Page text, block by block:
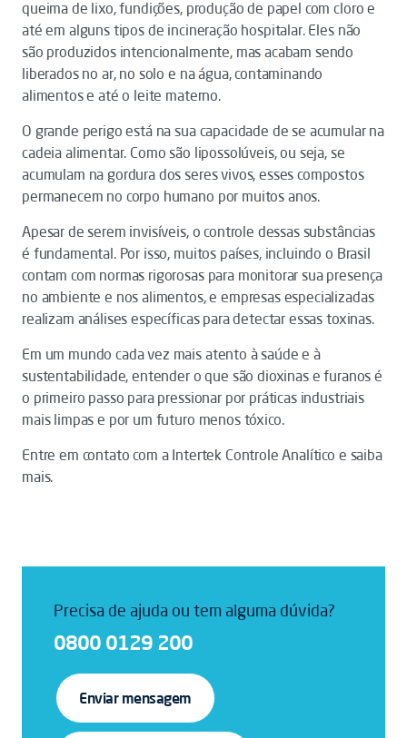
queima de lixo, fundições, produção de papel com cloro e
até em alguns tipos de incineração hospitalar. Eles não
são produzidos intencionalmente, mas acabam sendo
liberados no ar, no solo e na água, contaminando
alimentos e até o leite materno.
O grande perigo está na sua capacidade de se acumular na
cadeia alimentar. Como são lipossolúveis, ou seja, se
acumulam na gordura dos seres vivos, esses compostos
permanecem no corpo humano por muitos anos.
Apesar de serem invisíveis, o controle dessas substâncias
é fundamental. Por isso, muitos países, incluindo o Brasil
contam com normas rigorosas para monitorar sua presença
no ambiente e nos alimentos, e empresas especializadas
realizam análises específicas para detectar essas toxinas.
Em um mundo cada vez mais atento à saúde e à
sustentabilidade, entender o que são dioxinas e furanos é
o primeiro passo para pressionar por práticas industriais
mais limpas e por um futuro menos tóxico.
Entre em contato com a Intertek Controle Analítico e saiba
mais.
Precisa de ajuda ou tem alguma dúvida?
0800 0129 200
Enviar mensagem